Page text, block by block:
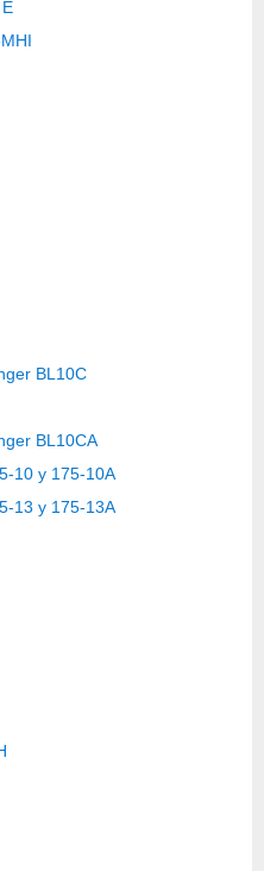
BL10C
BL10CA
10 y 175-10A
13 y 175-13A